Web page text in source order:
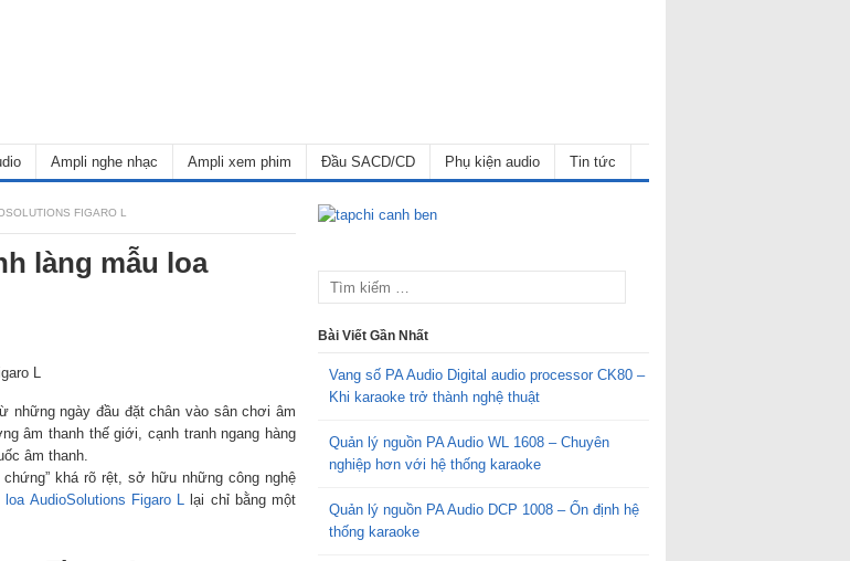
Ampli nghe nhạc Ampli xem phim Đầu SACD/CD Phụ kiện audio Tin tức
FIGARO L
làng mẫu loa
những ngày đầu đặt chân vào sân chơi âm
âm thanh thế giới, cạnh tranh ngang hàng
âm thanh.
khá rõ rệt, sở hữu những công nghệ
loa AudioSolutions Figaro L lại chỉ bằng một
Bài Viết Gần Nhất
Vang số PA Audio Digital audio processor CK80 –
Khi karaoke trở thành nghệ thuật
Quản lý nguồn PA Audio WL 1608 – Chuyên
nghiệp hơn với hệ thống karaoke
Quản lý nguồn PA Audio DCP 1008 – Ổn định hệ
thống karaoke